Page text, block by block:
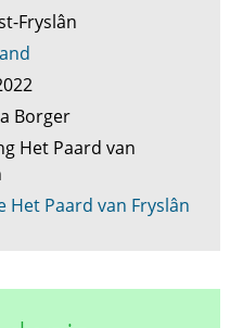
Fryslân
Borger
Het Paard van
Het Paard van Fryslân